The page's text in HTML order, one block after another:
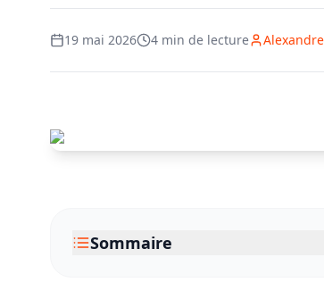
19 mai 2026 4 min de lecture
Sommaire